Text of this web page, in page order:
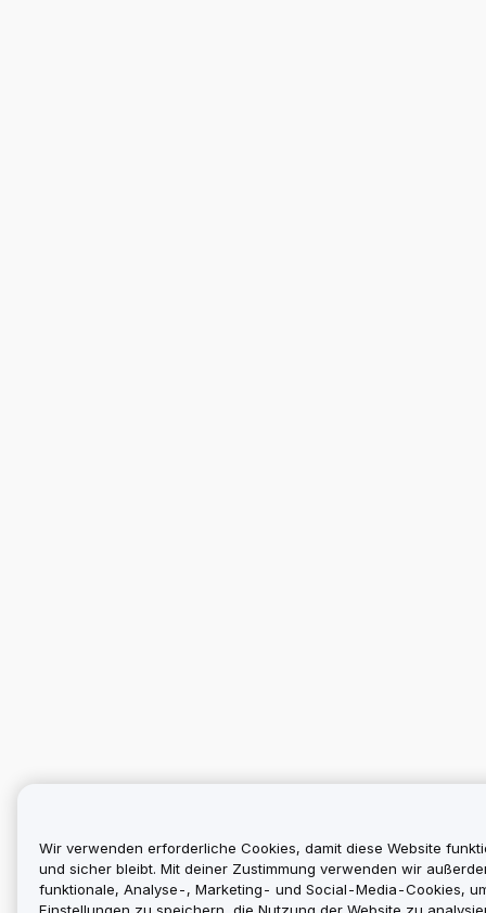
Wir verwenden erforderliche Cookies, damit diese Website
und sicher bleibt. Mit deiner Zustimmung verwenden wir
funktionale, Analyse-, Marketing- und Social-Media-Cookies,